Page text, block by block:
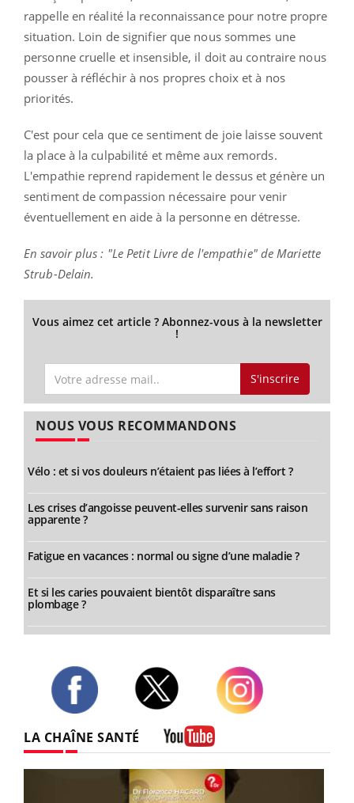
rappelle en réalité la reconnaissance pour notre propre
situation. Loin de signifier que nous sommes une
personne cruelle et insensible, il doit au contraire nous
pousser à réfléchir à nos propres choix et à nos
priorités.
C'est pour cela que ce sentiment de joie laisse souvent
la place à la culpabilité et même aux remords.
L'empathie reprend rapidement le dessus et génère un
sentiment de compassion nécessaire pour venir
éventuellement en aide à la personne en détresse.
En savoir plus : "Le Petit Livre de l'empathie" de Mariette
Strub-Delain.
Vous aimez cet article ? Abonnez-vous à la newsletter
!
S'inscrire
NOUS VOUS RECOMMANDONS
Vélo : et si vos douleurs n’étaient pas liées à l’effort ?
Les crises d’angoisse peuvent-elles survenir sans raison
apparente ?
Fatigue en vacances : normal ou signe d’une maladie ?
Et si les caries pouvaient bientôt disparaître sans
plombage ?
LA CHAÎNE SANTÉ